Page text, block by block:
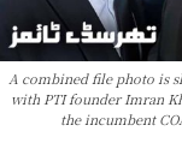
A combined file photo is
with PTI founder Imran
the incumbent